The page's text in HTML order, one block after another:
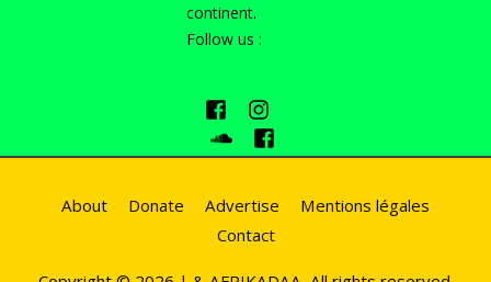
continent.
Follow us :
About Donate Advertise
Mentions légales
Contact